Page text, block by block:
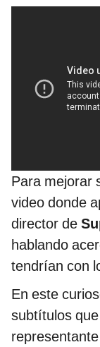
Para mejorar
video donde
director de
hablando
tendrían con
En este
subtítulos